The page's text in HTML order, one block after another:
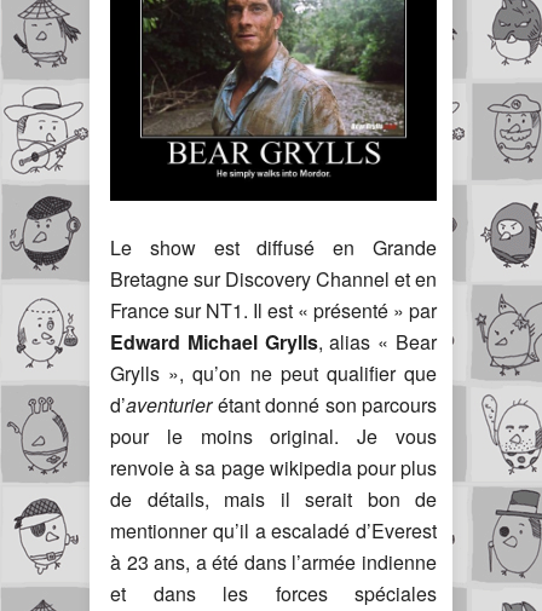
Le show est diffusé en Grande
Bretagne sur Discovery Channel et en
France sur NT1. Il est « présenté » par
Edward Michael Grylls, alias « Bear
Grylls », qu’on ne peut qualifier que
d’aventurierétant donné son parcours
pour le moins original. Je vous
renvoie à sa page wikipedia pour plus
de détails, mais il serait bon de
mentionner qu’il a escaladé d’Everest
à 23 ans, a été dans l’armée indienne
et dans les forces spéciales